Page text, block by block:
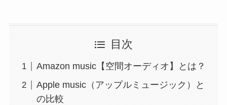
目次
Amazon music【空間オーディオ】とは？
Apple music（アップルミュージック）と
の比較